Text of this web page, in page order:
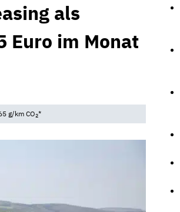
als
Euro im Monat
g/km CO2*